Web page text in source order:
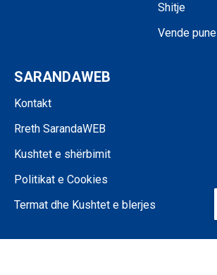
Shitje
Vende pune
SARANDAWEB
Kontakt
Rreth SarandaWEB
Kushtet e shërbimit
Politikat e Cookies
Termat dhe Kushtet e blerjes